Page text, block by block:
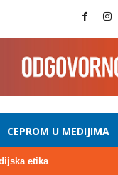
CEPROM U MEDIJIMA
etika